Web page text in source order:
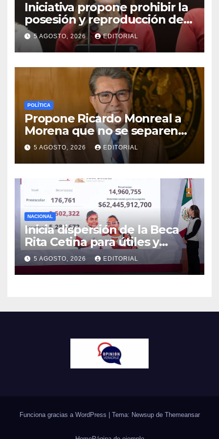
Iniciativa propone prohibir la
posesión y reproducción de
fauna silvestre como
mascotas para su
comercialización
5 AGOSTO, 2026 EDITORIAL
POLÍTICA
Propone Ricardo Monreal a
Morena que no se separen
del cargo las y los
legisladores que quieren
reelegirse
5 AGOSTO, 2026 EDITORIAL
NACIONAL
Inicia dispersión de la Beca
Rita Cetina para útiles y
uniformes escolares en
primaria: presidenta Claudia
Sheinbaum
5 AGOSTO, 2026 EDITORIAL
Funciona gracias a WordPress Tema: Newsup de Themeansar